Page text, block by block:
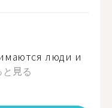
люди и
と見る